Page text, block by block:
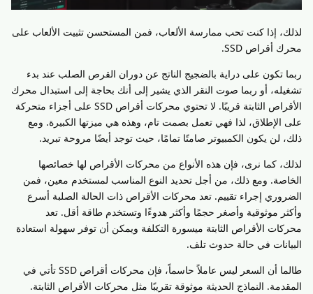
لذلك، إذا كنت تحب ممارسة الألعاب، فمن المستحسن تثبيت الألعاب على
محرك أقراص SSD.
ربما تكون على دراية بالضجيج الناتج عن دوران القرص الصلب عند بدء
تشغيله، أو ربما صوت النقر الذي يشير إلى أنك بحاجة إلى استبدال محرك
الأقراص الثابتة قريبًا. لا تحتوي محركات أقراص SSD على أجزاء متحركة
على الإطلاق، لذا فهي تعمل بصمت تام، وهذه هي ميزتها الكبيرة. ومع
ذلك، لن يكون الكمبيوتر صامتًا تمامًا، حيث توجد أيضًا مروحة تبريد.
لذلك، كما نرى، فإن هذه الأنواع من محركات الأقراص لها خصائصها
الخاصة. ومع ذلك، من أجل تحديد النوع المناسب لمستخدم معين، فمن
الضروري إجراء تقييم. تعد محركات الأقراص ذات الحالة الصلبة أسرع
وأكثر موثوقية وأصغر حجمًا وأكثر هدوءًا وتستخدم طاقة أقل. تعد
محركات الأقراص الثابتة ميسورة التكلفة ويمكن أن توفر سهولة استعادة
البيانات في حالة حدوث تلف.
طالما أن السعر ليس عاملاً حاسماً، فإن محركات أقراص SSD تأتي في
المقدمة. النماذج الحديثة موثوقة تقريبًا مثل محركات الأقراص الثابتة.